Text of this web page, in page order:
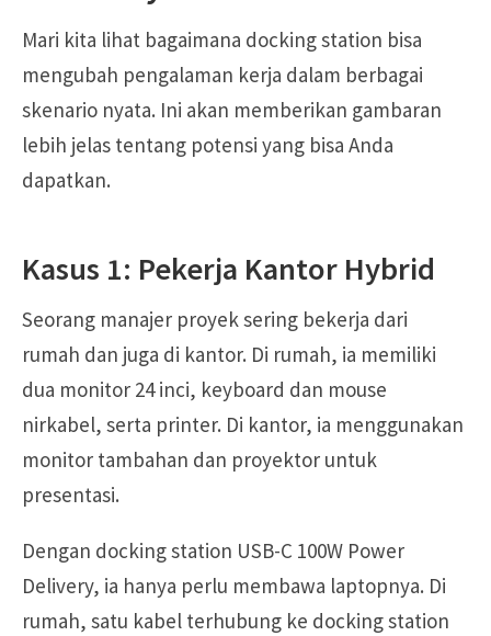
Mari kita lihat bagaimana docking station bisa
mengubah pengalaman kerja dalam berbagai
skenario nyata. Ini akan memberikan gambaran
lebih jelas tentang potensi yang bisa Anda
dapatkan.
Kasus 1: Pekerja Kantor Hybrid
Seorang manajer proyek sering bekerja dari
rumah dan juga di kantor. Di rumah, ia memiliki
dua monitor 24 inci, keyboard dan mouse
nirkabel, serta printer. Di kantor, ia menggunakan
monitor tambahan dan proyektor untuk
presentasi.
Dengan docking station USB-C 100W Power
Delivery, ia hanya perlu membawa laptopnya. Di
rumah, satu kabel terhubung ke docking station